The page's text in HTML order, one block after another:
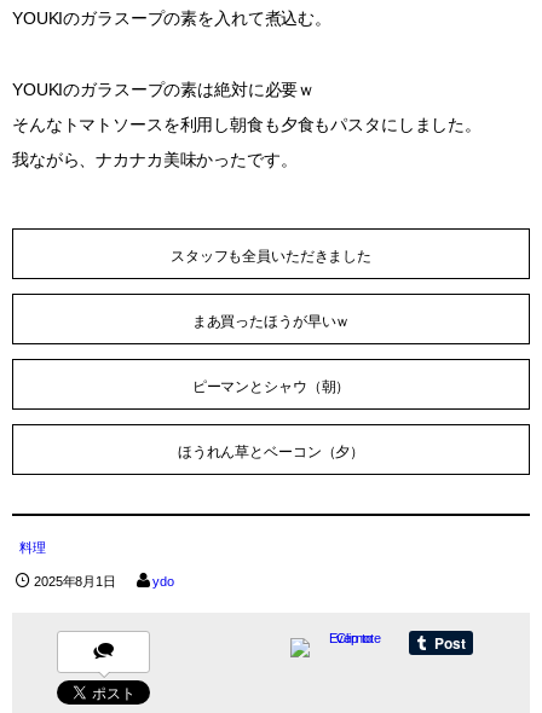
YOUKIのガラスープの素を入れて煮込む。
YOUKIのガラスープの素は絶対に必要ｗ
そんなトマトソースを利用し朝食も夕食もパスタにしました。
我ながら、ナカナカ美味かったです。
スタッフも全員いただきました
まあ買ったほうが早いｗ
ピーマンとシャウ（朝）
ほうれん草とベーコン（夕）
料理
2025年8月1日 ydo